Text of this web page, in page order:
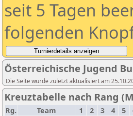
seit 5 Tagen
folgenden
Österreichische Jugend
Die Seite wurde zuletzt aktualisiert am
Kreuztabelle nach Rang
Rg. Team 1 2 3 4 5